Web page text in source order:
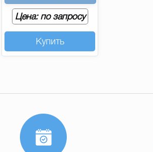
Цена: по запросу
Купить